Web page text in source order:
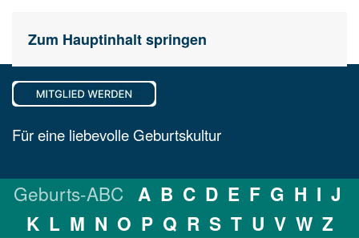
Zum Hauptinhalt springen
Für eine liebevolle Geburtskultur
Geburts-ABC A B C D E F G H I J
K L M N O P Q R S T U V W Z